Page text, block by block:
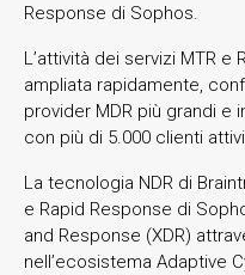
Response di Sophos.
L’attività dei servizi MTR
ampliata rapidamente,
provider MDR più grandi e
con più di 5.000 clienti
La tecnologia NDR di
e Rapid Response di
and Response (XDR)
nell’ecosistema Adaptive